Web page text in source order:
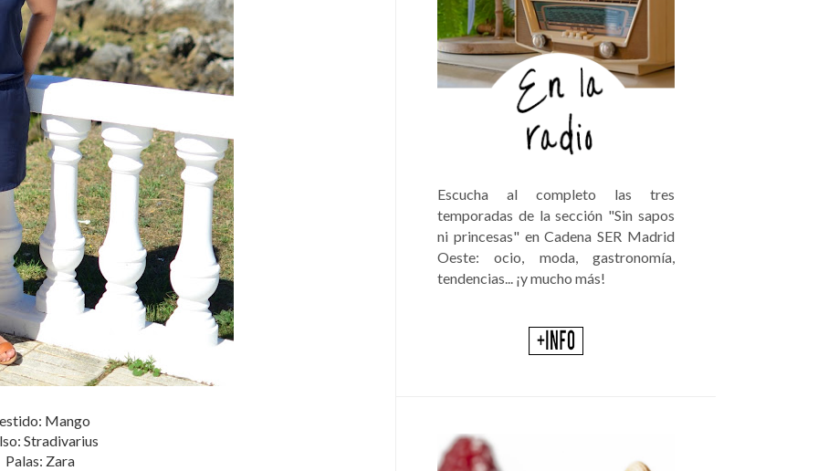
Mango
Stradivarius
Palas: Zara
Escucha al completo las tres
temporadas de la sección "Sin sapos
ni princesas" en Cadena SER Madrid
Oeste: ocio, moda, gastronomía,
tendencias... ¡y mucho más!